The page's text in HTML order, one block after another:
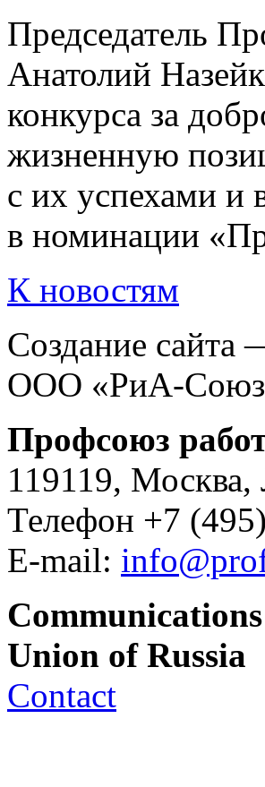
Председатель
Анатолий
конкурса за
жизненную
с их успехами и
в номинации
К новостям
Создание сайта
ООО «РиА-
Профсоюз
119119, Москва,
Телефон +7
E-mail:
Union of Russia
Contact